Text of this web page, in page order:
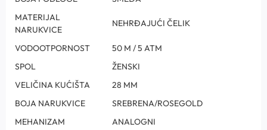
MATERIJAL
NARUKVICE
NEHRĐAJUĆI ČELIK
VODOOTPORNOST
50 M / 5 ATM
SPOL
ŽENSKI
VELIČINA KUĆIŠTA
28 MM
BOJA NARUKVICE
SREBRENA/ROSEGOLD
MEHANIZAM
ANALOGNI